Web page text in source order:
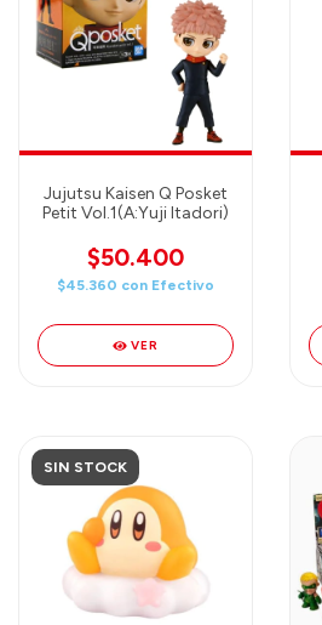
Jujutsu Kaisen Q Posket
Petit Vol.1(A:Yuji Itadori)
$50.400
$45.360 con Efectivo
VER
SIN STOCK